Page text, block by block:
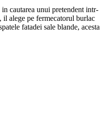
cautarea unui pretendent intr-
alege pe fermecatorul burlac
fatadei sale blande, acesta